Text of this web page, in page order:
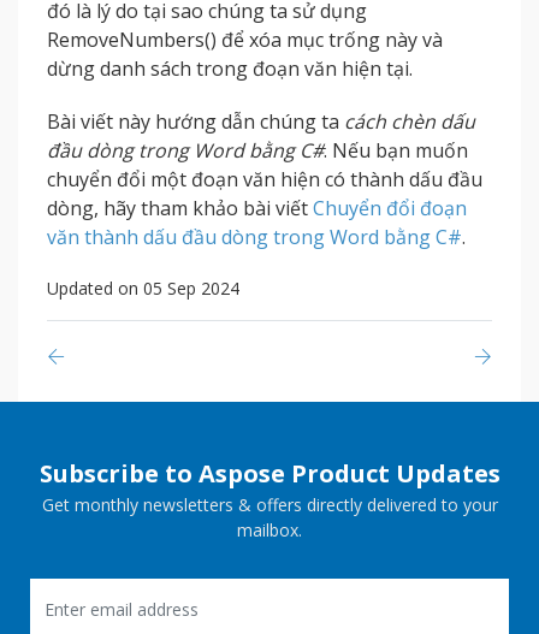
đó là lý do tại sao chúng ta sử dụng
RemoveNumbers() để xóa mục trống này và
dừng danh sách trong đoạn văn hiện tại.
Bài viết này hướng dẫn chúng ta cách chèn dấu
đầu dòng trong Word bằng C#. Nếu bạn muốn
chuyển đổi một đoạn văn hiện có thành dấu đầu
dòng, hãy tham khảo bài viếtChuyển đổi đoạn
văn thành dấu đầu dòng trong Word bằng C#.
Updated on 05 Sep 2024
Subscribe to Aspose Product Updates
Get monthly newsletters & offers directly delivered to your
mailbox.